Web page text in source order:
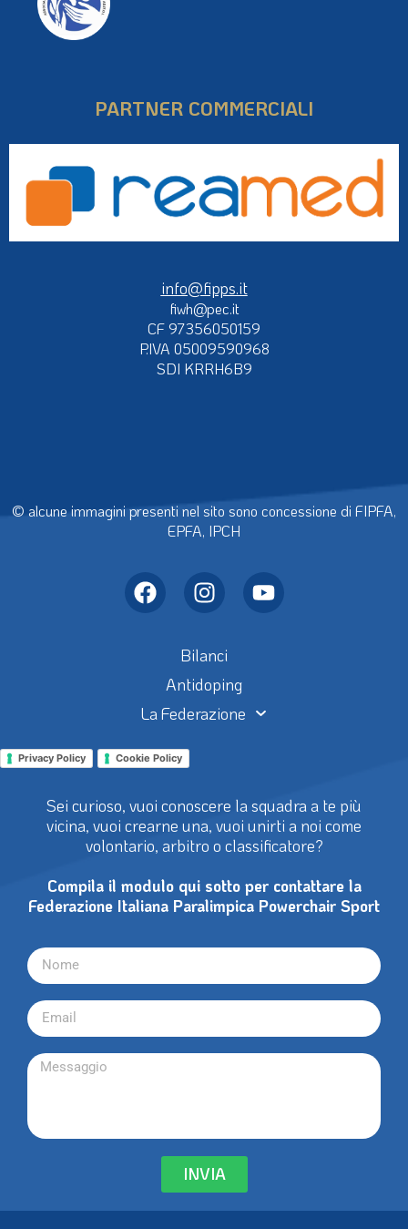
PARTNER COMMERCIALI
info@fipps.it
fiwh@pec.it
CF 97356050159
P.IVA 05009590968
SDI KRRH6B9
© alcune immagini presenti nel sito sono concessione di FIPFA,
EPFA, IPCH
Bilanci
Antidoping
La Federazione
Privacy Policy Cookie Policy
Sei curioso, vuoi conoscere la squadra a te più
vicina, vuoi crearne una, vuoi unirti a noi come
volontario, arbitro o classificatore?
Compila il modulo qui sotto per contattare la
Federazione Italiana Paralimpica Powerchair Sport
INVIA